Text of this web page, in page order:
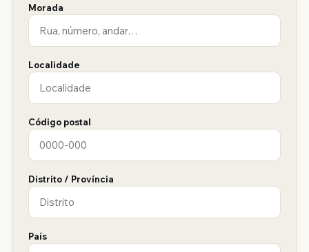
Morada
Localidade
Código postal
Distrito / Província
País